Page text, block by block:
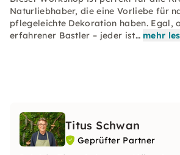
Naturliebhaber, die eine Vorliebe für
pflegeleichte Dekoration haben. Egal,
erfahrener Bastler – jeder ist… mehr
Titus Schwan
Geprüfter Partner